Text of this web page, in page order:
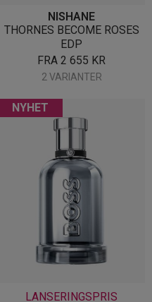
NISHANE
THORNES BECOME ROSES
EDP
FRA 2 655 KR
2 VARIANTER
NYHET
LANSERINGSPRIS